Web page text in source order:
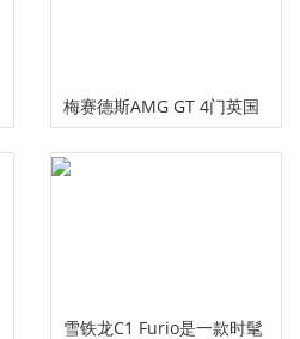
梅赛德斯AMG GT 4门英国
的价格和规格透露
雪铁龙C1 Furio是一款时髦